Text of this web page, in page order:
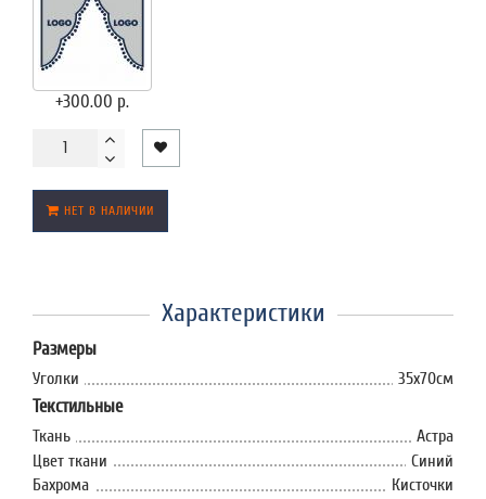
+300.00 р.
НЕТ В НАЛИЧИИ
Характеристики
Размеры
Уголки 35x70см
Текстильные
Ткань
Астра
Цвет ткани
Синий
Бахрома
Кисточки